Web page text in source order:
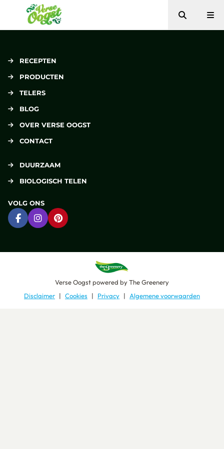
Verse Oogst
Zoeken
RECEPTEN
PRODUCTEN
TELERS
BLOG
OVER VERSE OOGST
CONTACT
DUURZAAM
BIOLOGISCH TELEN
VOLG ONS
Ga naar Facebook
Ga naar Instagram
Ga naar Pinterest
Verse Oogstpowered byThe Greenery
Disclaimer
Cookies Privacy Algemene voorwaarden